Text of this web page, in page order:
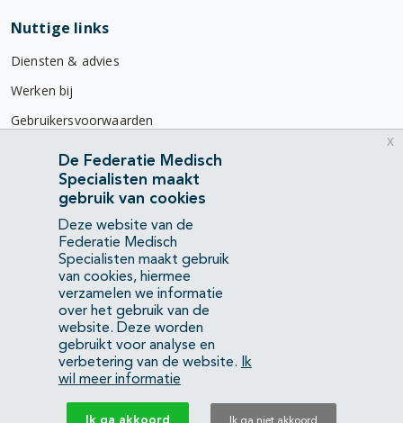
Nuttige links
Diensten & advies
Werken bij
Gebruikersvoorwaarden
Privacyverklaring
Contact
Mercatorlaan 1200
3528 BL Utrecht
(088) 505 34 34
info@richtlijnendatabase.nl
YouTubeLinkedIn
De Federatie Medisch
Specialisten maakt
gebruik van cookies
Deze website van de
Federatie Medisch
Specialisten maakt gebruik
van cookies, hiermee
verzamelen we informatie
over het gebruik van de
website. Deze worden
gebruikt voor analyse en
verbetering van de website.
Ik
wil meer informatie
Ik ga akkoord
x